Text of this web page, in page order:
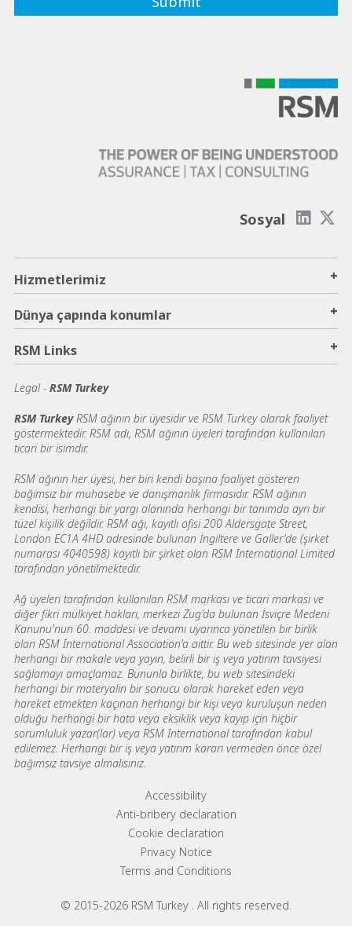
Sosyal
Hizmetlerimiz +
Dünya çapında konumlar +
RSM Links +
Legal - RSM Turkey
RSM TurkeyRSM ağının bir üyesidir ve RSM Turkey olarak faaliyet
göstermektedir. RSM adı, RSM ağının üyeleri tarafından kullanılan
ticari bir isimdir.
RSM ağının her üyesi, her biri kendi başına faaliyet gösteren
bağımsız bir muhasebe ve danışmanlık firmasıdır. RSM ağının
kendisi, herhangi bir yargı alanında herhangi bir tanımda ayrı bir
tüzel kişilik değildir. RSM ağı, kayıtlı ofisi 200 Aldersgate Street,
London EC1A 4HD adresinde bulunan İngiltere ve Galler'de (şirket
numarası 4040598) kayıtlı bir şirket olan RSM International Limited
tarafından yönetilmektedir.
Ağ üyeleri tarafından kullanılan RSM markası ve ticari markası ve
diğer fikri mülkiyet hakları, merkezi Zug'da bulunan İsviçre Medeni
Kanunu'nun 60. maddesi ve devamı uyarınca yönetilen bir birlik
olan RSM International Association'a aittir. Bu web sitesinde yer alan
herhangi bir makale veya yayın, belirli bir iş veya yatırım tavsiyesi
sağlamayı amaçlamaz. Bununla birlikte, bu web sitesindeki
herhangi bir materyalin bir sonucu olarak hareket eden veya
hareket etmekten kaçınan herhangi bir kişi veya kuruluşun neden
olduğu herhangi bir hata veya eksiklik veya kayıp için hiçbir
sorumluluk yazar(lar) veya RSM International tarafından kabul
edilemez. Herhangi bir iş veya yatırım kararı vermeden önce özel
bağımsız tavsiye almalısınız.
© 2015-2026 RSM Turkey . All rights reserved.
Footer menu linksAccessibility
Anti-bribery declaration
Cookie declaration
Privacy Notice
Terms and Conditions